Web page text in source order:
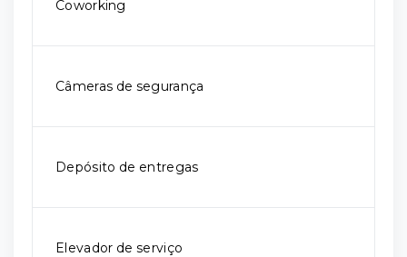
Coworking
Câmeras de segurança
Depósito de entregas
Elevador de serviço